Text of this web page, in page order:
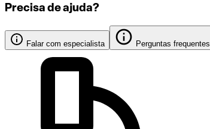
Precisa de ajuda?
Falar com especialista Perguntas frequentes